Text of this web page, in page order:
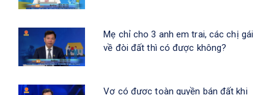
Mẹ chỉ cho 3 anh em trai, các chị gái
về đòi đất thì có được không?
Vợ có được toàn quyền bán đất khi